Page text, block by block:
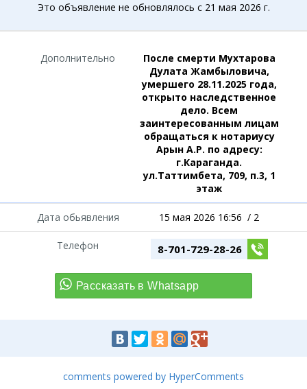
Это объявление не обновлялось с 21 мая 2026 г.
Дополнительно
После смерти Мухтарова
Дулата Жамбыловича,
умершего 28.11.2025 года,
открыто наследственное
дело. Всем
заинтересованным лицам
обращаться к нотариусу
Арын А.Р. по адресу:
г.Караганда.
ул.Таттимбета, 709, п.3, 1
этаж
Дата обьявления 15 мая 2026 16:56 / 2
Телефон 8-701-729-28-26
comments powered by HyperComments